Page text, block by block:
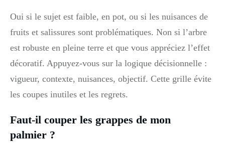
Oui si le sujet est faible, en pot, ou si les nuisances de
fruits et salissures sont problématiques. Non si l’arbre
est robuste en pleine terre et que vous appréciez l’effet
décoratif. Appuyez-vous sur la logique décisionnelle :
vigueur, contexte, nuisances, objectif. Cette grille évite
les coupes inutiles et les regrets.
Faut-il couper les grappes de mon
palmier ?